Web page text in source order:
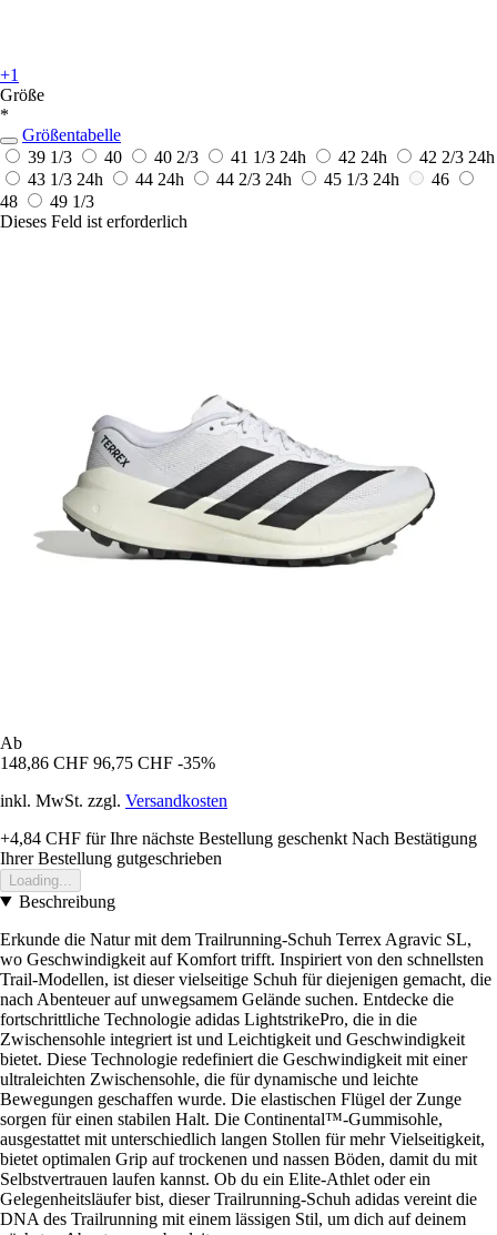
+1
Größe
*
Größentabelle
39 1/3
40 40 2/3 41 1/3 24h 42 24h 42 2/3 24h
43 1/3 24h 44 24h 44 2/3 24h 45 1/3 24h
46
48
49 1/3
Dieses Feld ist erforderlich
Ab
148,86 CHF 96,75 CHF -35%
inkl. MwSt. zzgl. Versandkosten
+4,84 CHF für Ihre nächste Bestellung geschenkt Nach Bestätigung
Ihrer Bestellung gutgeschrieben
Loading...
Beschreibung
Erkunde die Natur mit dem Trailrunning-Schuh Terrex Agravic SL,
wo Geschwindigkeit auf Komfort trifft. Inspiriert von den schnellsten
Trail-Modellen, ist dieser vielseitige Schuh für diejenigen gemacht, die
nach Abenteuer auf unwegsamem Gelände suchen. Entdecke die
fortschrittliche Technologie adidas LightstrikePro, die in die
Zwischensohle integriert ist und Leichtigkeit und Geschwindigkeit
bietet. Diese Technologie redefiniert die Geschwindigkeit mit einer
ultraleichten Zwischensohle, die für dynamische und leichte
Bewegungen geschaffen wurde. Die elastischen Flügel der Zunge
sorgen für einen stabilen Halt. Die Continental™-Gummisohle,
ausgestattet mit unterschiedlich langen Stollen für mehr Vielseitigkeit,
bietet optimalen Grip auf trockenen und nassen Böden, damit du mit
Selbstvertrauen laufen kannst. Ob du ein Elite-Athlet oder ein
Gelegenheitsläufer bist, dieser Trailrunning-Schuh adidas vereint die
DNA des Trailrunning mit einem lässigen Stil, um dich auf deinem